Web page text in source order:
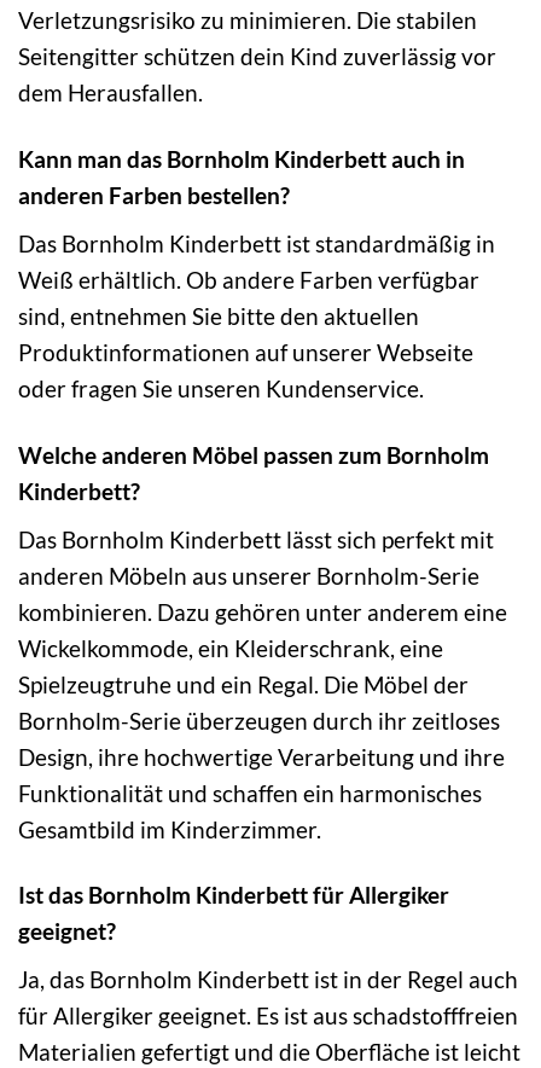
Verletzungsrisiko zu minimieren. Die stabilen
Seitengitter schützen dein Kind zuverlässig vor
dem Herausfallen.
Kann man das Bornholm Kinderbett auch in
anderen Farben bestellen?
Das Bornholm Kinderbett ist standardmäßig in
Weiß erhältlich. Ob andere Farben verfügbar
sind, entnehmen Sie bitte den aktuellen
Produktinformationen auf unserer Webseite
oder fragen Sie unseren Kundenservice.
Welche anderen Möbel passen zum Bornholm
Kinderbett?
Das Bornholm Kinderbett lässt sich perfekt mit
anderen Möbeln aus unserer Bornholm-Serie
kombinieren. Dazu gehören unter anderem eine
Wickelkommode, ein Kleiderschrank, eine
Spielzeugtruhe und ein Regal. Die Möbel der
Bornholm-Serie überzeugen durch ihr zeitloses
Design, ihre hochwertige Verarbeitung und ihre
Funktionalität und schaffen ein harmonisches
Gesamtbild im Kinderzimmer.
Ist das Bornholm Kinderbett für Allergiker
geeignet?
Ja, das Bornholm Kinderbett ist in der Regel auch
für Allergiker geeignet. Es ist aus schadstofffreien
Materialien gefertigt und die Oberfläche ist leicht